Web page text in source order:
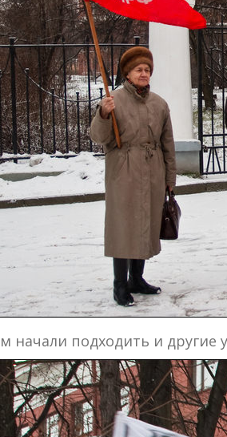
начали подходить и другие